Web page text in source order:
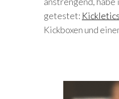
getestet: Kickletics
Kickboxen und